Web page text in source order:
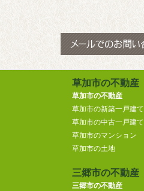
草加市の不動産
草加市の不動産
草加市の新築一戸建て
草加市の中古一戸建て
草加市のマンション
草加市の土地
三郷市の不動産
三郷市の不動産